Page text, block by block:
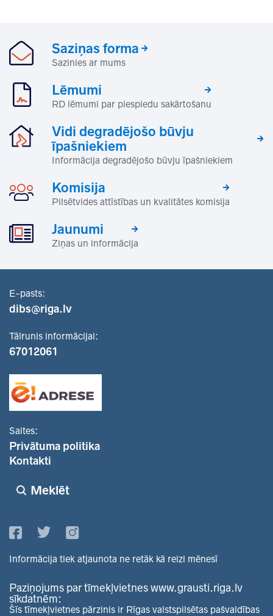
Saziņas forma
Sazinies ar mums
Lēmumi
RD lēmumi par piespiedu sakārtošanu
Vidi degradējošo būvju
īpašniekiem
Informācija degradējošo būvju īpašniekiem
Komisija
Pilsētvides attīstības un kvalitātes komisija
Jaunumi
Ziņas un informācija
E-pasts:
dibs@riga.lv
Tālrunis informācijai:
67012061
Saites:
Privātuma politika
Kontakti
Meklēt
Informācija tiek atjaunota ne retāk kā reizi mēnesī
Paziņojums par tīmekļvietnes www.grausti.riga.lv
sīkdatnēm:
Šīs tīmekļvietnes pārzinis ir Rīgas valstspilsētas pašvaldības